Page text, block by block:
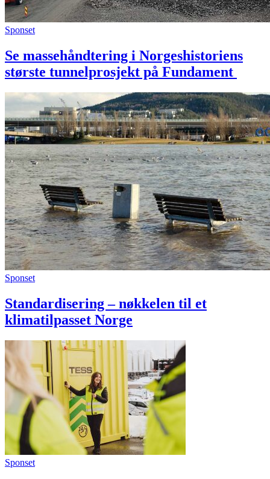
Sponset
Se massehåndtering i Norgeshistoriens
største tunnelprosjekt på Fundament
Sponset
Standardisering – nøkkelen til et
klimatilpasset Norge
Sponset